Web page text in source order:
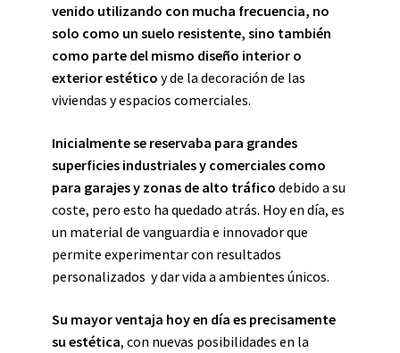
venido utilizando con mucha frecuencia, no
solo como un suelo resistente, sino también
como parte del mismo diseño interior o
exterior estético y de la decoración de las
viviendas y espacios comerciales.
Inicialmente se reservaba para grandes
superficies industriales y comerciales como
para garajes y zonas de alto tráfico debido a su
coste, pero esto ha quedado atrás. Hoy en día, es
un material de vanguardia e innovador que
permite experimentar con resultados
personalizados y dar vida a ambientes únicos.
Su mayor ventaja hoy en día es precisamente
su estética, con nuevas posibilidades en la